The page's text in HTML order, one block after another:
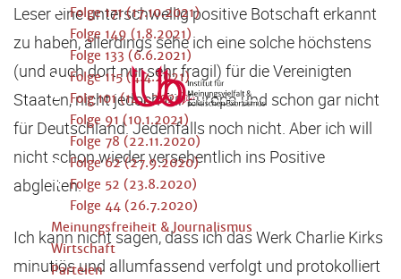
Folge 171 (17.10.2021)
Folge 149 (1.8.2021)
Folge 133 (6.6.2021)
Folge 115 (4.4.2021)
Folg 101 (14.1.2021)
Folge 91 (10.1.2021)
Folge 78 (22.11.2020)
Folge 62 (27.9.2020)
Folge 52 (23.8.2020)
Folge 44 (26.7.2020)
Meinungsfreiheit & Journalismus
Wirtschaft
Parteien
Leser eine unterschwellig positive Botschaft erkannt
zu haben, allerdings sehe ich eine solche höchstens
(und auch dort nur sehr fragil) für die Vereinigten
Staaten, nicht jedoch für Europa und schon gar nicht
für Deutschland. Jedenfalls noch nicht. Aber ich will
nicht schon wieder versehentlich ins Positive
abgleiten.
Ich kann nicht sagen, dass ich das Werk Charlie Kirks
minutiös und allumfassend verfolgt und protokolliert